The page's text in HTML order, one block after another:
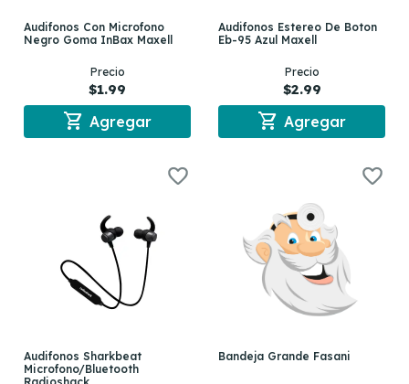
Audifonos Con Microfono
Negro Goma InBax Maxell
Precio
$1.99
shopping_cart Agregar
Audifonos Estereo De Boton
Eb-95 Azul Maxell
Precio
$2.99
shopping_cart Agregar
Audifonos Sharkbeat
Microfono/Bluetooth
Bandeja Grande Fasani